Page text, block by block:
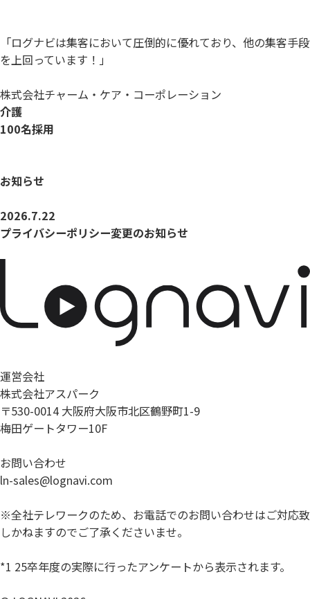
「ログナビは集客において圧倒的に優れており、他の集客手段
を上回っています！」
株式会社チャーム・ケア・コーポレーション
介護
100名採用
お知らせ
2026.7.22
プライバシーポリシー変更のお知らせ
運営会社
株式会社アスパーク
〒530-0014 大阪府大阪市北区鶴野町1-9
梅田ゲートタワー10F
お問い合わせ
ln-sales@lognavi.com
※全社テレワークのため、お電話でのお問い合わせはご対応致
しかねますのでご了承くださいませ。
*1 25卒年度の実際に行ったアンケートから表示されます。